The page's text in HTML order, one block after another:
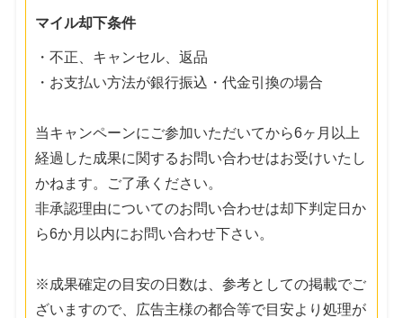
マイル却下条件
・不正、キャンセル、返品
・お支払い方法が銀行振込・代金引換の場合
当キャンペーンにご参加いただいてから6ヶ月以上
経過した成果に関するお問い合わせはお受けいたし
かねます。ご了承ください。
非承認理由についてのお問い合わせは却下判定日か
ら6か月以内にお問い合わせ下さい。
※成果確定の目安の日数は、参考としての掲載でご
ざいますので、広告主様の都合等で目安より処理が